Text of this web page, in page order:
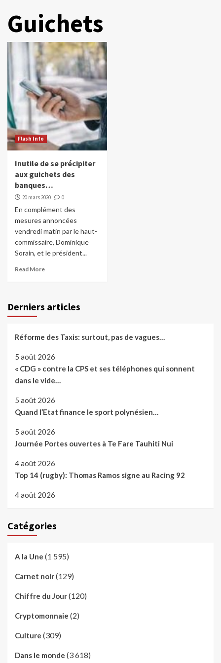
Guichets
Flash Info
Inutile de se précipiter
aux guichets des
banques…
20 mars 2020 0
En complément des
mesures annoncées
vendredi matin par le haut-
commissaire, Dominique
Sorain, et le président...
Read More
Derniers articles
Réforme des Taxis: surtout, pas de vagues…
5 août 2026
« CDG » contre la CPS et ses téléphones qui sonnent
dans le vide…
5 août 2026
Quand l’Etat finance le sport polynésien…
5 août 2026
Journée Portes ouvertes à Te Fare Tauhiti Nui
4 août 2026
Top 14 (rugby): Thomas Ramos signe au Racing 92
4 août 2026
Catégories
A la Une (1 595)
Carnet noir(129)
Chiffre du Jour(120)
Cryptomonnaie (2)
Culture (309)
Dans le monde (3 618)